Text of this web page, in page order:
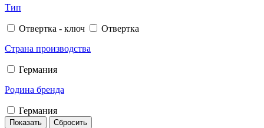
Тип
Отвертка - ключ
Отвертка
Страна производства
Германия
Родина бренда
Германия